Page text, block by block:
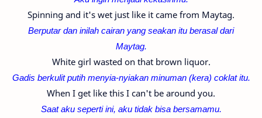
Spinning and it's wet just like it came from Maytag.
Berputar dan inilah cairan yang seakan itu berasal dari
Maytag.
White girl wasted on that brown liquor.
Gadis berkulit putih menyia-nyiakan minuman (kera) coklat itu.
When I get like this I can't be around you.
Saat aku seperti ini, aku tidak bisa bersamamu.